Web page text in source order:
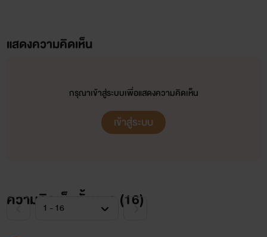
แสดงความคิดเห็น
กรุณาเข้าสู่ระบบเพื่อแสดงความคิดเห็น
เข้าสู่ระบบ
ความคิดเห็นทั้งหมด (16)